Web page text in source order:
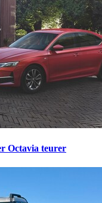
Octavia teurer